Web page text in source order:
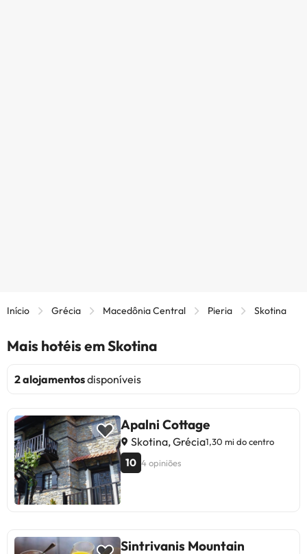
Início Grécia Macedônia Central Pieria Skotina
Mais hotéis em Skotina
2 alojamentosdisponíveis
Apalni Cottage
Skotina, Grécia1,30 mi do centro
10 4 opiniões
Sintrivanis Mountain